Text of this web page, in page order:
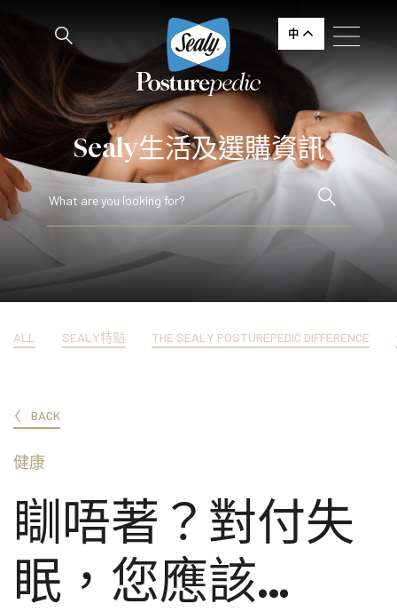
中
Sealy生活及選購資訊
ALL SEALY特點 THE SEALY POSTUREPEDIC DIFFERENCE
BACK
健康
瞓唔著？對付失
眠，您應該…